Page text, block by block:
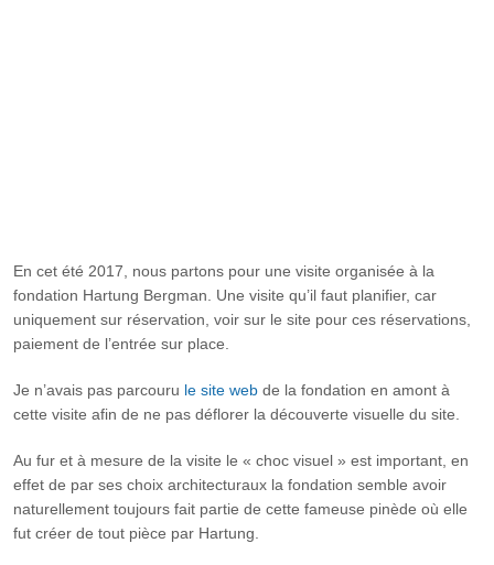
En cet été 2017, nous partons pour une visite organisée à la
fondation Hartung Bergman. Une visite qu’il faut planifier, car
uniquement sur réservation, voir sur le site pour ces réservations,
paiement de l’entrée sur place.
Je n’avais pas parcouru le site web de la fondation en amont à
cette visite afin de ne pas déflorer la découverte visuelle du site.
Au fur et à mesure de la visite le « choc visuel » est important, en
effet de par ses choix architecturaux la fondation semble avoir
naturellement toujours fait partie de cette fameuse pinède où elle
fut créer de tout pièce par Hartung.